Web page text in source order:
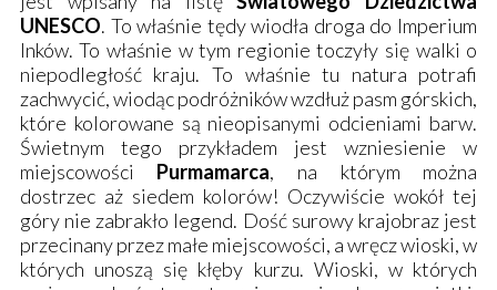
UNESCO. To właśnie tędy wiodła droga do Imperium
Inków. To właśnie w tym regionie toczyły się walki o
niepodległość kraju. To właśnie tu natura potrafi
zachwycić, wiodąc podróżników wzdłuż pasm górskich,
które kolorowane są nieopisanymi odcieniami barw.
Świetnym tego przykładem jest wzniesienie w
miejscowości Purmamarca, na którym można
dostrzec aż siedem kolorów! Oczywiście wokół tej
góry nie zabrakło legend. Dość surowy krajobraz jest
przecinany przez małe miejscowości, a wręcz wioski, w
których unoszą się kłęby kurzu. Wioski, w których